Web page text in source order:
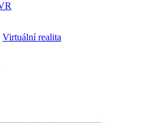
Virtuální realita